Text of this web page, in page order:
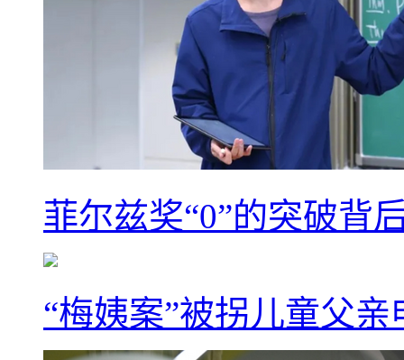
菲尔兹奖“0”的突破背
“梅姨案”被拐儿童父